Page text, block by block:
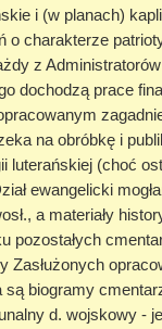
i (w planach)
o charakterze
z
dochodzą prace
na obróbkę i
luterańskiej (choć
ewangelicki
a materiały
pozostałych
Zasłużonych
biogramy
d. wojskowy -